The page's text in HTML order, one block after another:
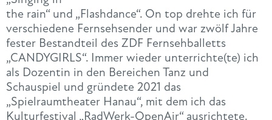
the rain“ und „Flashdance“. On top drehte ich für
verschiedene Fernsehsender und war zwölf Jahre
fester Bestandteil des ZDF Fernsehballetts
„CANDYGIRLS“. Immer wieder unterrichte(te) ich
als Dozentin in den Bereichen Tanz und
Schauspiel und gründete 2021 das
„Spielraumtheater Hanau“, mit dem ich das
Kulturfestival „RadWerk-OpenAir“ ausrichtete.